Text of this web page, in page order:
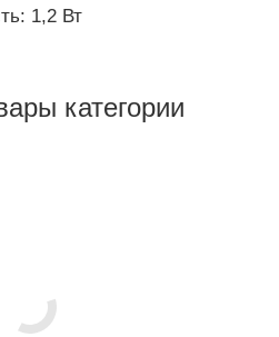
1,2 Вт
категории